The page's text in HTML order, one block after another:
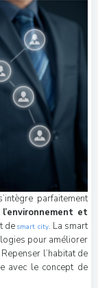
parfaitement
et
desmart city. La smart
pour améliorer
l’habitat de
avec le concept de